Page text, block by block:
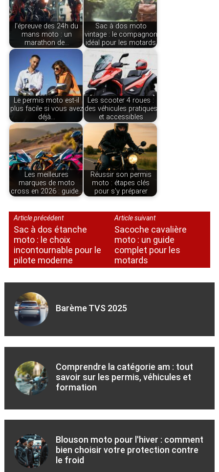
l'épreuve des 24h du
mans moto : un
marathon de…
Sac à dos moto
vintage : le compagnon
idéal pour les motards
Le permis moto est-il
plus facile si vous avez
déjà…
Les scooter 4 roues :
des véhicules pratiques
et accessibles
Les meilleures
marques de moto
cross en 2026 : guide…
Réussir son permis
moto : étapes clés
pour s'y préparer
Article précédent
Sac à dos étanche
moto : le choix
incontournable pour le
pilote moderne
Article suivant
Sacoche cavalière
moto : un guide
complet pour les
motards
Barème TVS 2025
Comprendre la catégorie am : tout
savoir sur les permis, véhicules et
formation
Blouson moto pour l'hiver : comment
bien choisir votre protection contre
le froid